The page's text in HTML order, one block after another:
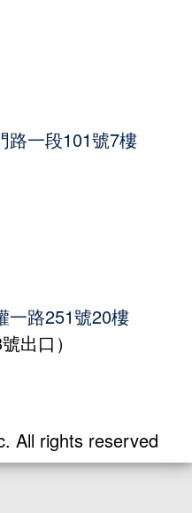
路一段101號7樓
一路251號20樓
出口）
All rights reserved